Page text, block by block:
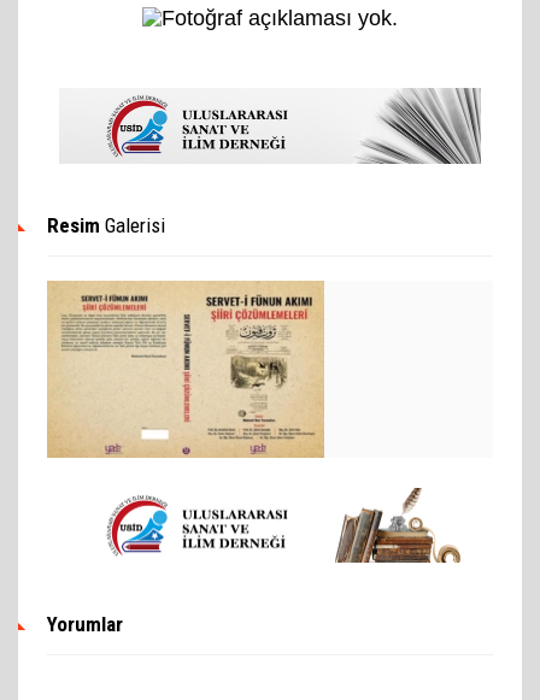
Resim Galerisi
Yorumlar